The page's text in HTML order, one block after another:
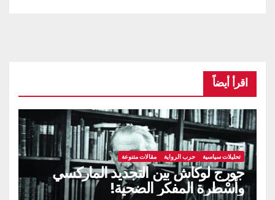
اقرأ أيضاً
تحليلات سياسية حرب الرواية مقالات متنوعة
جورج لوكاش بين التجديد الماركسي
وأسْطرة المفكر الضحية!